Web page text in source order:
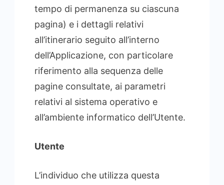
tempo di permanenza su ciascuna
pagina) e i dettagli relativi
all’itinerario seguito all’interno
dell’Applicazione, con particolare
riferimento alla sequenza delle
pagine consultate, ai parametri
relativi al sistema operativo e
all’ambiente informatico dell’Utente.
Utente
L’individuo che utilizza questa